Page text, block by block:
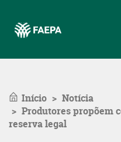
Início
Notícia
Produtores propõem
reserva legal